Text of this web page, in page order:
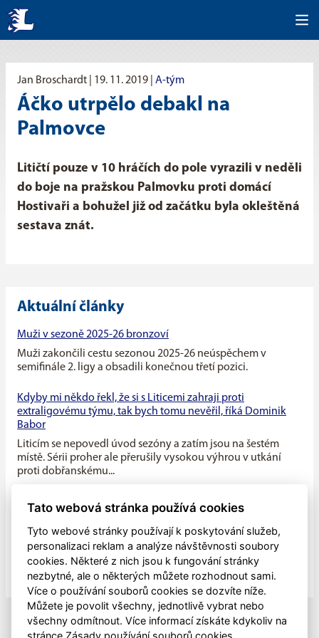
Jan Broschardt | 19. 11. 2019 A-tým
Áčko utrpělo debakl na
Palmovce
Litičtí pouze v 10 hráčích do pole vyrazili v neděli
do boje na pražskou Palmovku proti domácí
Hostivaři a bohužel již od začátku byla okleštěná
sestava znát.
Aktuální články
Muži v sezoně 2025-26 bronzoví
Muži zakončili cestu sezonou 2025-26 neúspěchem v
semifinále 2. ligy a obsadili konečnou třetí pozici.
Kdyby mi někdo řekl, že si s Liticemi zahraji proti
extraligovému týmu, tak bych tomu nevěřil, říká Dominik
Babor
Liticím se nepovedl úvod sezóny a zatím jsou na šestém
místě. Sérii proher ale přerušily vysokou výhrou v utkání
proti dobřanskému...
Máme v týmu ideální kombinaci dravého mládí a zkušenosti
starších hráčů, říká kapitán Litic Zdeněk Slanec
Litice v minulé sezóně soupeřily o první místo v základní
části, nakonec se umístily na druhé pozici, po play off jim
patřila...
Tato webová stránka používá cookies
Tyto webové stránky používají k poskytování služeb,
personalizaci reklam a analýze návštěvnosti soubory
cookies. Některé z nich jsou k fungování stránky
nezbytné, ale o některých můžete rozhodnout sami.
Více o používání souborů cookies se dozvíte níže.
Můžete je povolit všechny, jednotlivě vybrat nebo
všechny odmítnout. Více informací získáte kdykoliv na
stránce Zásady používání souborů cookies.